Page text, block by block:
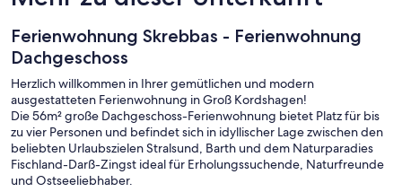
Ferienwohnung Skrebbas - Ferienwohnung
Dachgeschoss
Herzlich willkommen in Ihrer gemütlichen und modern
ausgestatteten Ferienwohnung in Groß Kordshagen!
Die 56m² große Dachgeschoss-Ferienwohnung bietet Platz für bis
zu vier Personen und befindet sich in idyllischer Lage zwischen den
beliebten Urlaubszielen Stralsund, Barth und dem Naturparadies
Fischland-Darß-Zingst ideal für Erholungssuchende, Naturfreunde
und Ostseeliebhaber.